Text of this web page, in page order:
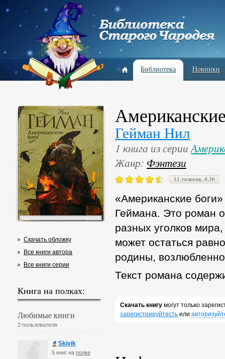
Библиотека Новинки
Скачать обложку
Все книги автора
Все книги серии
Книга на полках:
Любимые книги
2 пользователя
Skivik
5 книг на полке
Гейман Нил
1 книга из серии
Жанр: Фэнтези
11 голосов, 4.36
«Американские
Геймана. Это роман
разных уголков
может остаться
родины,
Текст романа
Скачать книгумогут только
зарегистрируйтестьили